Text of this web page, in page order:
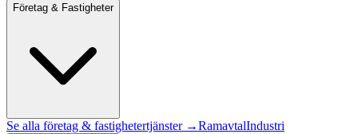
Företag & Fastigheter
Se alla företag & fastighetertjänster →RamavtalIndustri